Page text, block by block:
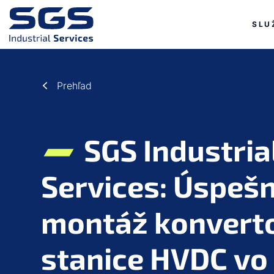
Prehľad
SGS
Services:
montáž
stanice HVDC vo